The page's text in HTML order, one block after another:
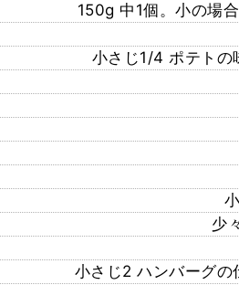
150g 中1個。小の場合
小さじ1/4 ポテトの
少
小さじ2 ハンバーグの